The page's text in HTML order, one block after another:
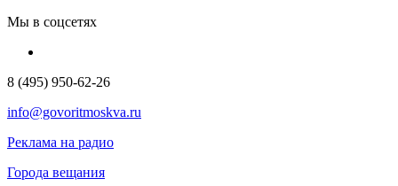
Мы в соцсетях
8 (495) 950-62-26
info@govoritmoskva.ru
Реклама на радио
Города вещания